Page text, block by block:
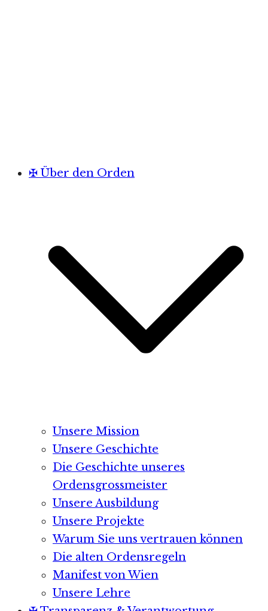
✠ Über den Orden
Unsere Mission
Unsere Geschichte
Die Geschichte unseres
Ordensgrossmeister
Unsere Ausbildung
Unsere Projekte
Warum Sie uns vertrauen können
Die alten Ordensregeln
Manifest von Wien
Unsere Lehre